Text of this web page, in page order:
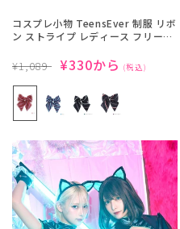
コスプレ小物 TeensEver 制服 リボ
ン ストライプ レディース フリーサ
リアストーン】
通
常
価
格
¥1,089 SALE
格
¥330から (税込)